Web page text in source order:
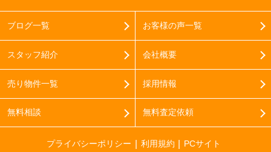
ブログ一覧
スタッフ紹介
売り物件一覧
無料相談
お客様の声一覧
会社概要
採用情報
無料査定依頼
プライバシーポリシー 利用規約 PCサイト